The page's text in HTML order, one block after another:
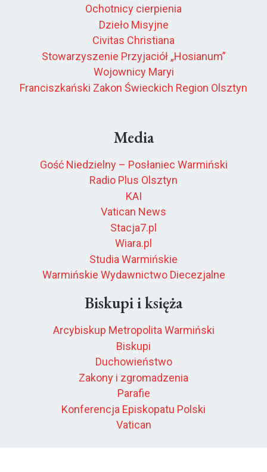
Ochotnicy cierpienia
Dzieło Misyjne
Civitas Christiana
Stowarzyszenie Przyjaciół „Hosianum”
Wojownicy Maryi
Franciszkański Zakon Świeckich Region Olsztyn
Media
Gość Niedzielny – Posłaniec Warmiński
Radio Plus Olsztyn
KAI
Vatican News
Stacja7.pl
Wiara.pl
Studia Warmińskie
Warmińskie Wydawnictwo Diecezjalne
Biskupi i księża
Arcybiskup Metropolita Warmiński
Biskupi
Duchowieństwo
Zakony i zgromadzenia
Parafie
Konferencja Episkopatu Polski
Vatican